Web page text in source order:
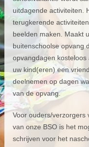
uitdagende activiteiten.
terugkerende
beelden maken. Maakt
buitenschoolse opvang
opvangdagen
uw kind(eren) een
deelnemen op dagen
van de opvang.
Voor ouders/verzorgers
van onze BSO is het
schrijven voor het